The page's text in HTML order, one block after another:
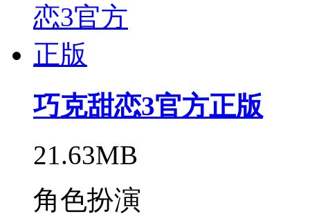
巧克甜恋3官方正版
21.63MB
角色扮演